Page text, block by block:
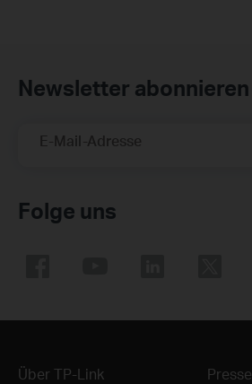
Newsletter abonnieren
E-Mail-Adresse
Folge uns
Über TP-Link Presse